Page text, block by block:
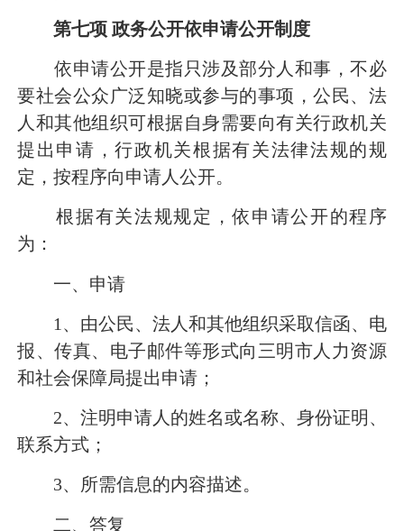
第七项 政务公开依申请公开制度
依申请公开是指只涉及部分人和事，不必
要社会公众广泛知晓或参与的事项，公民、法
人和其他组织可根据自身需要向有关行政机关
提出申请，行政机关根据有关法律法规的规
定，按程序向申请人公开。
根据有关法规规定，依申请公开的程序
为：
一、申请
1 、由公民、法人和其他组织采取信函、电
报、传真、电子邮件等形式向三明市人力资源
和社会保障局提出申请；
2、注明申请人的姓名或名称、身份证明、
联系方式；
3、所需信息的内容描述。
二、答复